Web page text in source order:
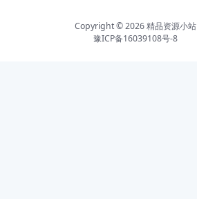
Copyright © 2026精品资源小站
豫ICP备16039108号-8